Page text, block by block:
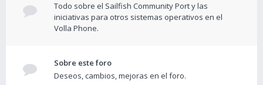
Todo sobre el Sailfish Community Port y las
iniciativas para otros sistemas operativos en el
Volla Phone.
Sobre este foro
Deseos, cambios, mejoras en el foro.